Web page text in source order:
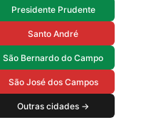
Presidente Prudente
Santo André
São Bernardo do Campo
São José dos Campos
Outras cidades →